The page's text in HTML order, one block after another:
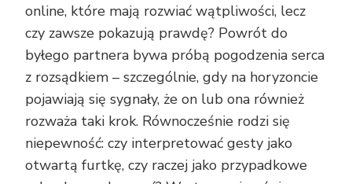
online, które mają rozwiać wątpliwości, lecz
czy zawsze pokazują prawdę? Powrót do
byłego partnera bywa próbą pogodzenia serca
z rozsądkiem – szczególnie, gdy na horyzoncie
pojawiają się sygnały, że on lub ona również
rozważa taki krok. Równocześnie rodzi się
niepewność: czy interpretować gesty jako
otwartą furtkę, czy raczej jako przypadkowe